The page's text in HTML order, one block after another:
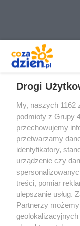
Redakcja
Drogi
My, naszych 1162
podmioty z Grupy
przechowujemy
przetwarzamy
identyfikatory,
urządzenie czy
treści, pomiar
ulepszanie usług.
Partnerzy